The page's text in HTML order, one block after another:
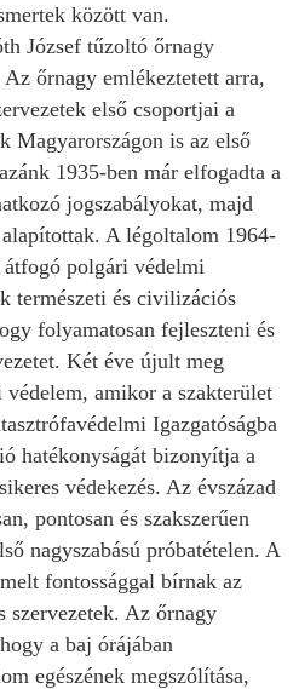
között van.
József tűzoltó őrnagy
őrnagy emlékeztetett arra,
első csoportjai a
Magyarországon is az első
1935-ben már elfogadta a
jogszabályokat, majd
A légoltalom 1964-
polgári védelmi
természeti és civilizációs
folyamatosan fejleszteni és
Két éve újult meg
amikor a szakterület
Igazgatóságba
hatékonyságát bizonyítja a
védekezés. Az évszázad
pontosan és szakszerűen
nagyszabású próbatételen. A
fontossággal bírnak az
szervezetek. Az őrnagy
a baj órájában
egészének megszólítása,